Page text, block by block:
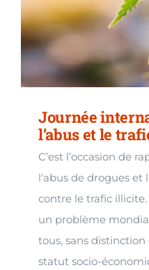
Journée
l’abus et le
C’est l’occasion de
l'abus de drogues et
contre le trafic
un problème
tous, sans distinction
statut socio-